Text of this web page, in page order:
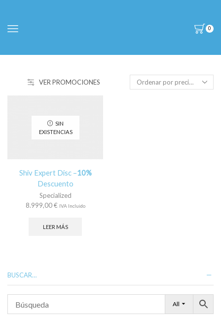
0
VER PROMOCIONES
SIN
EXISTENCIAS
Shiv Expert Disc –10%
Descuento
Specialized
8.999,00€ IVA Incluido
LEER MÁS
BUSCAR…
All